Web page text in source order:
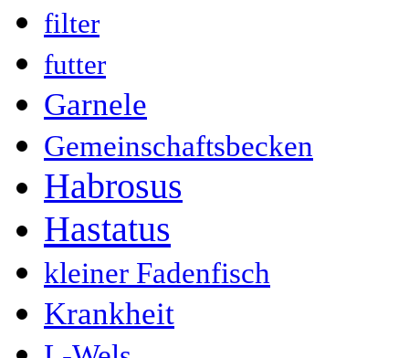
filter
futter
Garnele
Gemeinschaftsbecken
Habrosus
Hastatus
kleiner Fadenfisch
Krankheit